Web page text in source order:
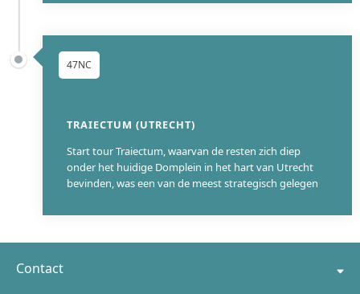
47NC
TRAIECTUM (UTRECHT)
Start tour Traiectum, waarvan de resten zich diep
onder het huidige Domplein in het hart van Utrecht
bevinden, was een van de meest strategisch gelegen
Contact